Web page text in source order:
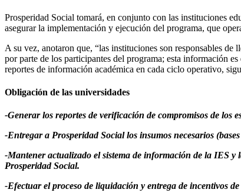
Prosperidad Social tomará, en conjunto con las instituciones
asegurar la implementación y ejecución del programa, que
A su vez, anotaron que, “las instituciones son responsables
por parte de los participantes del programa; esta información
reportes de información académica en cada ciclo operativo,
Obligación de las universidades
-Generar los reportes de verificación de compromisos de los
-Entregar a Prosperidad Social los insumos necesarios
-Mantener actualizado el sistema de información de la IES
Prosperidad Social.
-Efectuar el proceso de liquidación y entrega de incentivos